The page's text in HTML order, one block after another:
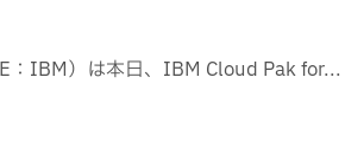
：IBM）は本日、IBM Cloud Pak for...